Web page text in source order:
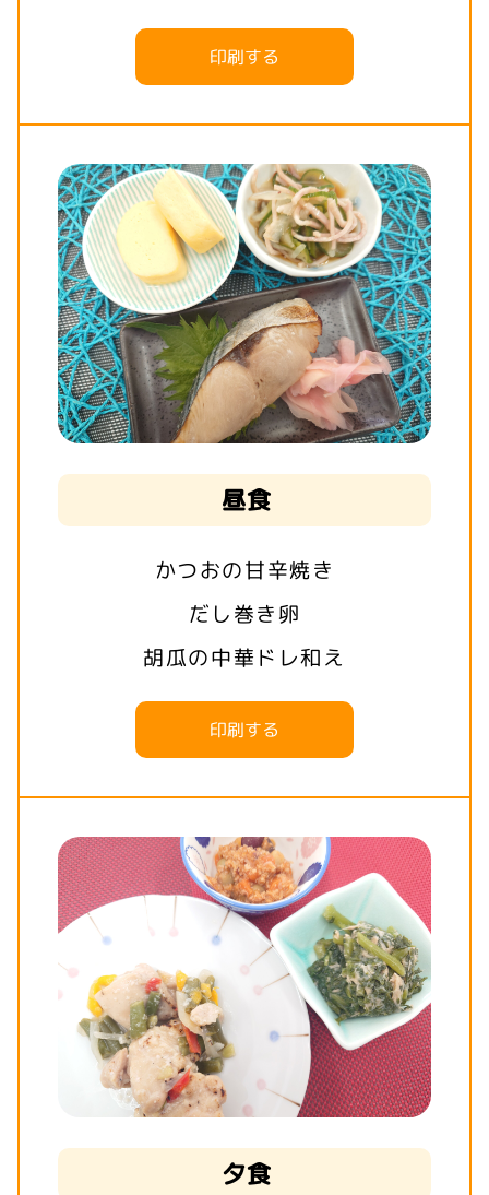
印刷する
昼食
かつおの甘辛焼き
だし巻き卵
胡瓜の中華ドレ和え
印刷する
夕食